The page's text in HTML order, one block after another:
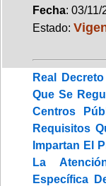
Fecha: 03/11/
Estado:
Real
Que Se
Centros
Requisitos
Impartan El
La
Específica